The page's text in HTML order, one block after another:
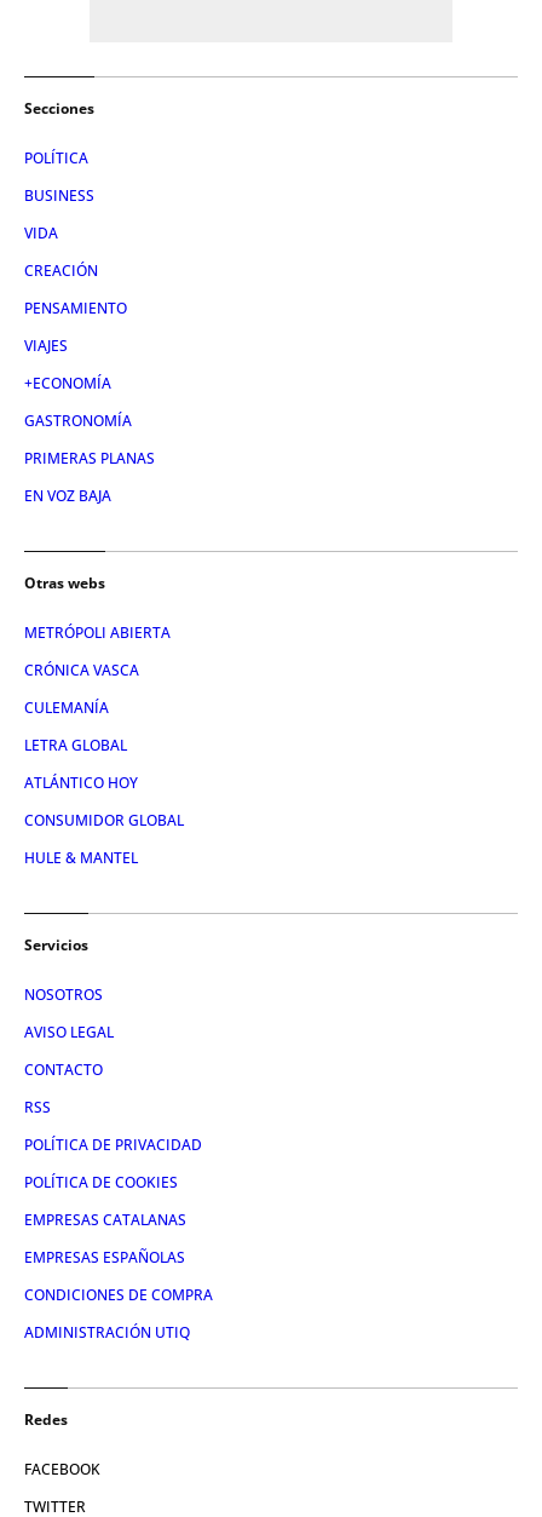
Secciones
POLÍTICA
BUSINESS
VIDA
CREACIÓN
PENSAMIENTO
VIAJES
+ECONOMÍA
GASTRONOMÍA
PRIMERAS PLANAS
EN VOZ BAJA
Otras webs
METRÓPOLI ABIERTA
CRÓNICA VASCA
CULEMANÍA
LETRA GLOBAL
ATLÁNTICO HOY
CONSUMIDOR GLOBAL
HULE & MANTEL
Servicios
NOSOTROS
AVISO LEGAL
CONTACTO
RSS
POLÍTICA DE PRIVACIDAD
POLÍTICA DE COOKIES
EMPRESAS CATALANAS
EMPRESAS ESPAÑOLAS
CONDICIONES DE COMPRA
ADMINISTRACIÓN UTIQ
Redes
FACEBOOK
TWITTER